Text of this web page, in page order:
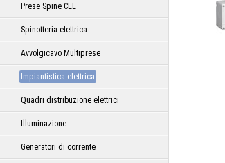
Prese Spine CEE
Spinotteria elettrica
Avvolgicavo Multiprese
Impiantistica elettrica
Quadri distribuzione elettrici
Illuminazione
Generatori di corrente